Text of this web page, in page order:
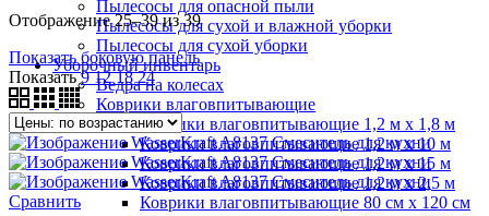
Пылесосы для опасной пыли
Пылесосы для сухой и влажной уборки
Пылесосы для сухой уборки
Уборочный инвентарь
Ведра на колесах
Коврики влаговпитывающие
Коврики влаговпитывающие 1,2 м х 1,8 м
Коврики влаговпитывающие 1,2 м х 10 м
Коврики влаговпитывающие 1,2 м х 15 м
Коврики влаговпитывающие 1,2 м х 2,5 м
Коврики влаговпитывающие 80 см х 120 см
Отображение 25–39 из 39
Показать боковую панель
Показать9121824
Сравнить